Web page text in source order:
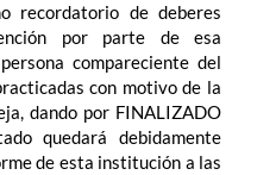
recordatorio de deberes
por parte de esa
compareciente del
con motivo de la
dando por FINALIZADO
quedará debidamente
de esta institución a las